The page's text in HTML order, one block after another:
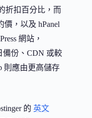
折扣百分比，而
，以及 hPanel
網站，
備份、CDN 或較
則應由更高儲存
的 英文